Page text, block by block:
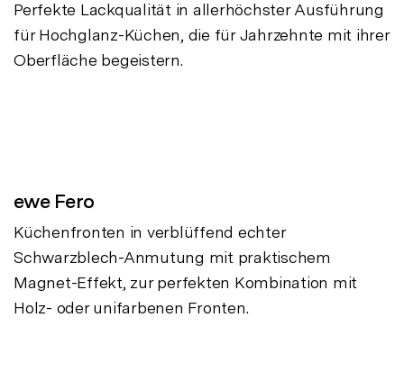
Perfekte Lackqualität in allerhöchster Ausführung
für Hochglanz-Küchen, die für Jahrzehnte mit ihrer
Oberfläche begeistern.
ewe Fero
Küchenfronten in verblüffend echter
Schwarzblech-Anmutung mit praktischem
Magnet-Effekt, zur perfekten Kombination mit
Holz- oder unifarbenen Fronten.